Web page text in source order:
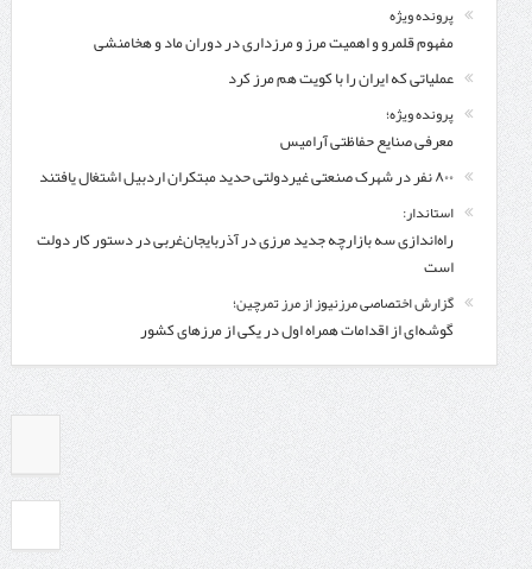
پرونده ویژه
مفهوم قلمرو و اهمیت مرز و مرزداری در دوران ماد و هخامنشی
عملیاتی که ایران را با کویت هم مرز کرد
پرونده ویژه؛
معرفی صنایع حفاظتی آرامیس
۸۰۰ نفر در شهرک صنعتی غیردولتی حدید مبتکران اردبیل اشتغال یافتند
استاندار:
راه‌اندازی سه بازارچه جدید مرزی در آذربایجان‌غربی در دستور کار دولت
است
گزارش اختصاصی مرزنیوز از مرز تمرچین؛
گوشه‌ای از اقدامات همراه اول در یکی از مرزهای کشور